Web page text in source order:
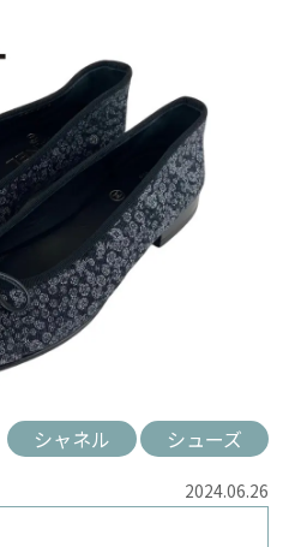
シャネル シューズ
2024.06.26